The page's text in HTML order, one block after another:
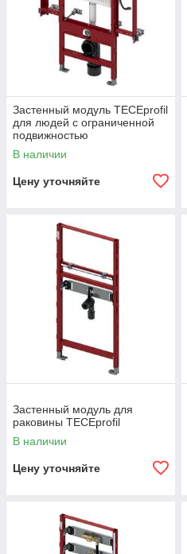
Застенный модуль TECEprofil
для людей с ограниченной
подвижностью
В наличии
Цену уточняйте
Застенный модуль для
раковины TECEprofil
В наличии
Цену уточняйте